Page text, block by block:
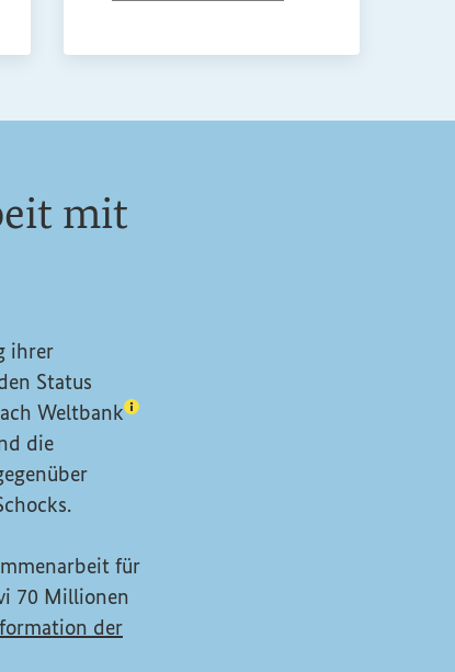
mit
ihrer
Status
Weltbank(Lexikon-Eintrag zum Begriff
die
Eintrag zum Begriff aufrufen)
für
70 Millionen
der